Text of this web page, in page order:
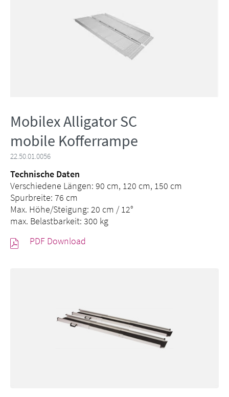
Mobilex Alligator SC
mobile Kofferrampe
22.50.01.0056
Technische Daten
Verschiedene Längen: 90 cm, 120 cm, 150 cm
Spurbreite: 76 cm
Max. Höhe/Steigung: 20 cm / 12°
max. Belastbarkeit: 300 kg
PDF Download